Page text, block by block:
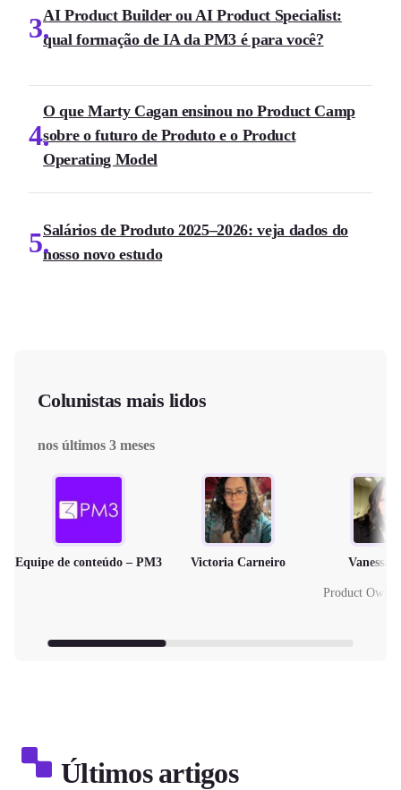
3AI Product Builder ou AI Product Specialist:
qual formação de IA da PM3 é para você?
4
O que Marty Cagan ensinou no Product Camp
sobre o futuro de Produto e o Product
Operating Model
5Salários de Produto 2025–2026: veja dados do
nosso novo estudo
Colunistas mais lidos
nos últimos 3 meses
Equipe de conteúdo – PM3 Victoria Carneiro Vanessa
Product
Últimos artigos